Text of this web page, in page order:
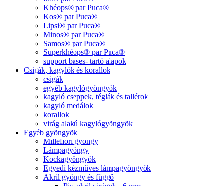
Khéops® par Puca®
Kos® par Puca®
Lipsi® par Puca®
Minos® par Puca®
Samos® par Puca®
Superkhéops® par Puca®
support bases- tartó alapok
Csigák, kagylók és korallok
csigák
egyéb kagylógyöngyök
kagyló cseppek, téglák és tallérok
kagyló medálok
korallok
virág alakú kagylógyöngyök
Egyéb gyöngyök
Millefiori gyöngy
Lámpagyöngy
Kockagyöngyök
Egyedi kézműves lámpagyöngyök
Akril gyöngy és függő